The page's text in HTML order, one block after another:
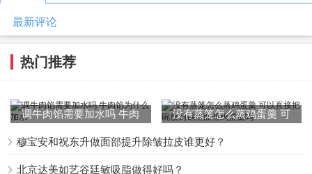
一度火热的芝麻都要好吃！目送着窗台小姐姐舀了满满一大
勺椰蓉在上面，星星眼发光！不够的话你还可以让小姐姐加
6、麦当劳出了新的冰激凌，作为冰激凌的爱好者，一定要
一定要当心牙齿变黑哦！总之，味道还是很不错的，推荐尝
最新评论
热门推荐
调牛肉馅需要加水吗 牛肉
没有蒸笼怎么蒸鸡蛋羹 可
穆宝安和祝东升做面部提升除皱拉皮谁更好？
北京达美如艺谷廷敏吸脂做得好吗？